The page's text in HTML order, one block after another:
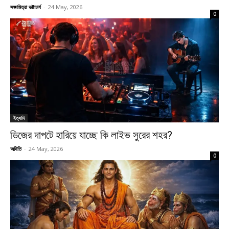
সঙ্ঘমিত্রা ভট্টাচার্য - 24 May, 2026
0
ইত্যাদি
ডিজের দাপটে হারিয়ে যাচ্ছে কি লাইভ সুরের শহর?
অদিতি - 24 May, 2026
0